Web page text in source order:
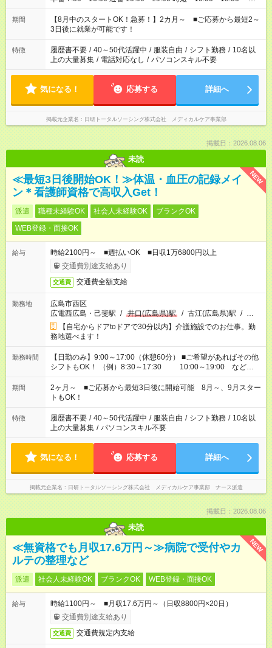
族と休みを合わせたい」 「余裕を持って夕飯の準備がしたい」
「できれば残業はしたくない」 など、ご希望を教えてください
ね。 ※Wワーク希望の方へ 今ご覧のお仕事で希望する勤務時間
と、もう1つのお仕事の勤務時間。 合計で週40時間を超える場
合は応募できません。
期間
【8月中のスタートOK！急募！】2カ月～ ■ご応募から最短2～
3日後に就業が可能です！
特徴 履歴書不要 / 40～50代活躍中 / 服装自由 / シフト勤務 / 10名以
上の大量募集 / 電話対応なし / パソコンスキル不要
気になる！ 応募する 詳細へ
掲載元企業名 日研トータルソーシング株式会社 メディカルケア事業部
掲載日：2026.08.06
未読
NEW
≪最短3日後開始OK！≫体温・血圧の記録メイ
ン＊看護師資格で高収入Get！
派遣 職種未経験OK 社会人未経験OK
ブランクOK
WEB登録・面接OK
給与
時給2100円～ ■週払いOK ■日収1万6800円以上
交通費別途支給あり
交通費 交通費全額支給
勤務地
広島市西区
広電西広島・己斐駅 / 井口(広島県)駅 / 古江(広島県)駅 / …
【自宅からドアtoドアで30分以内】介護施設でのお仕事。勤
務地選べます！
勤務時間
【日勤のみ】9:00～17:00（休憩60分） ■ご希望があればその他
シフトもOK！ （例）8:30～17:30 10:00～19:00 など
「家族とお休みを合わせたい」 「できれば残業はしたくない」
など、あなたのご希望に沿ったお仕事をご紹介します！ ※Wワ
ーク希望の方へ 今ご覧のお仕事で希望する勤務時間と、もう1つ
のお仕事の勤務時間。 合計で週40時間を超える場合は応募でき
ません
期間
2ヶ月～ ■ご応募から最短3日後に開始可能 8月～、9月スター
トもOK！
特徴 履歴書不要 / 40～50代活躍中 / 服装自由 / シフト勤務 / 10名以
上の大量募集 / パソコンスキル不要
気になる！ 応募する 詳細へ
掲載元企業名 日研トータルソーシング株式会社 メディカルケア事業部 ナース派遣
掲載日：2026.08.06
未読
NEW
≪無資格でも月収17.6万円～≫病院で受付やカ
ルテの整理など
派遣 社会人未経験OK ブランクOK WEB登録・面接OK
給与
時給1100円～ ■月収17.6万円～（日収8800円×20日）
交通費別途支給あり
交通費 交通費規定内支給